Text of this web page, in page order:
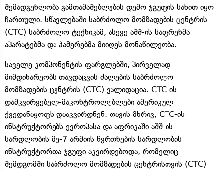
შემადგენლობა გამთამაშებლების დემო ჯგუფის სახით იყო
ჩართული. სწავლებაში საბრძოლო მომზადების ცენტრის
(CTC) საბრძოლო ტექნიკამ, ასევე აშშ-ის საფრენმა
აპარატებმა და ჰამერებმა მიიღეს მონაწილეობა.
საველე კომპონენტის ფარგლებში, პირველად
მიმდინარეობს თავდაცვის ძალების საბრძოლო
მომზადების ცენტრის (CTC) ვალიდაცია. CTC-ის
დამკვირვებელ-მაკონტროლებლები ამერიკულ
ქვედანაყოფს დააკვირდნენ. თავის მხრივ, CTC-ის
ინსტრუქტორებს ევროპასა და აფრიკაში აშშ-ის
სარდლობის მე-7 არმიის წვრთნების სარდლობის
ინსტრუქტორთა ჯგუფი აკვირდებოდა, რომელიც
შემდგომში საბრძოლო მომზადების ცენტრისთვის (CTC)